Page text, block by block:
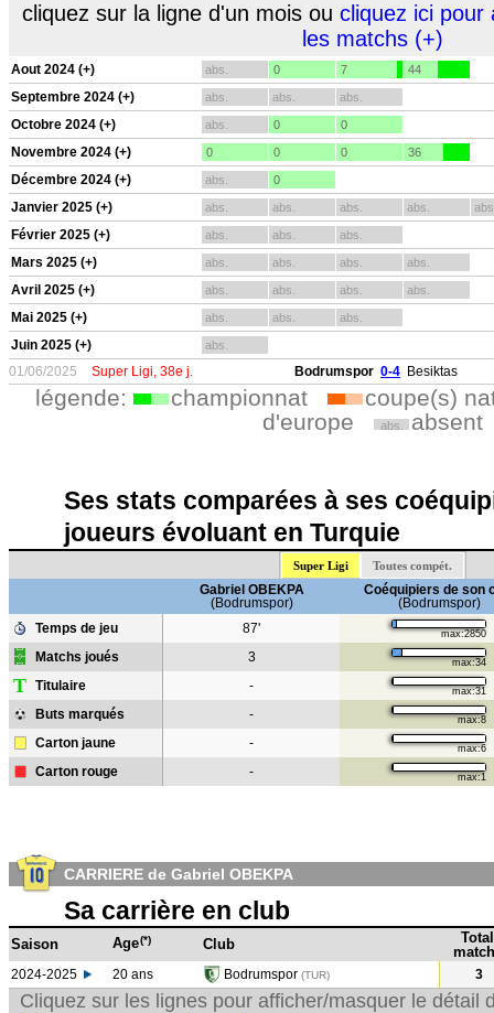
cliquez sur la ligne d'un mois ou cliquez ici pour
les matchs (+)
Aout 2024 (+) abs. 0 7 44
Septembre 2024 (+) abs. abs. abs.
Octobre 2024 (+) abs. 0 0
Novembre 2024 (+) 0 0 0 36
Décembre 2024 (+) abs. 0
Janvier 2025 (+) abs. abs. abs. abs.
Février 2025 (+) abs. abs. abs.
Mars 2025 (+) abs. abs. abs. abs.
Avril 2025 (+) abs. abs. abs. abs.
Mai 2025 (+) abs. abs. abs.
Juin 2025 (+) abs.
01/06/2025 Super Ligi, 38e j. Bodrumspor 0-4 Besiktas
légende: championnat
coupe(s)
d'europe
abs. absent
Ses stats comparées à ses
joueurs évoluant en Turquie
Super Ligi Toutes compét.
Gabriel OBEKPA
(Bodrumspor)
Coéquipiers de son
(Bodrumspor)
Temps de jeu
87' max:2850
Matchs joués 3 max:34
T Titulaire - max:31
Buts marqués - max:8
Carton jaune - max:6
Carton rouge - max:1
CARRIERE de Gabriel OBEKPA
Sa carrière en club
Saison Age(*) Club
Total
2024-2025 20 ans Bodrumspor (TUR) 3
Cliquez sur les lignes pour afficher/masquer le détail